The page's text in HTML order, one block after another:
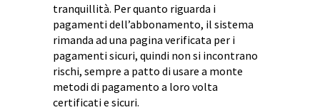
tranquillità. Per quanto riguarda i
pagamenti dell’abbonamento, il sistema
rimanda ad una pagina verificata per i
pagamenti sicuri, quindi non si incontrano
rischi, sempre a patto di usare a monte
metodi di pagamento a loro volta
certificati e sicuri.